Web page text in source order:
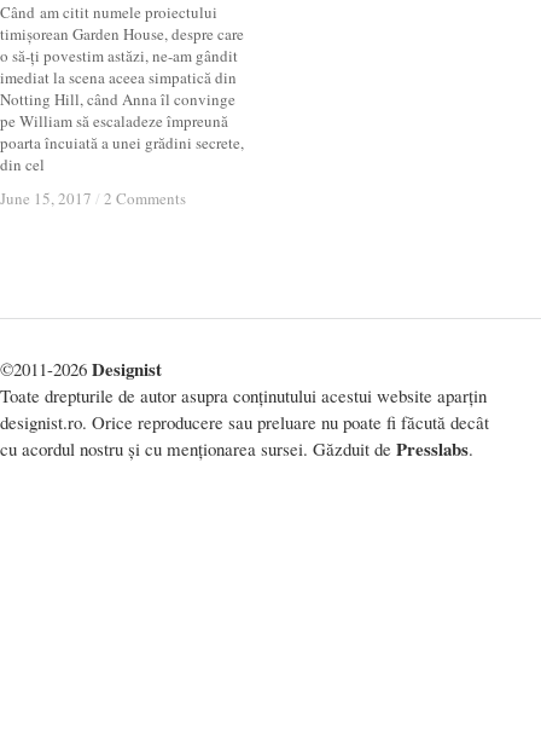
Când am citit numele proiectului
timișorean Garden House, despre care
o să-ți povestim astăzi, ne-am gândit
imediat la scena aceea simpatică din
Notting Hill, când Anna îl convinge
pe William să escaladeze împreună
poarta încuiată a unei grădini secrete,
din cel
June 15, 2017 / 2 Comments
June 15, 2017 / 2 Comments
©2011-2026 Designist
Toate drepturile de autor asupra conținutului acestui website aparțin
designist.ro. Orice reproducere sau preluare nu poate fi făcută decât
cu acordul nostru și cu menționarea sursei. Găzduit de Presslabs.